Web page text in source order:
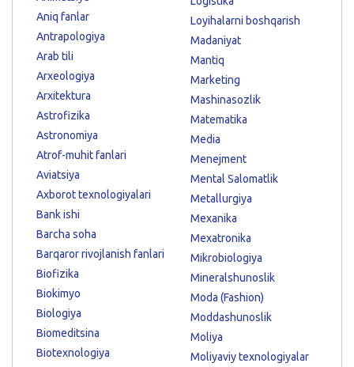
Aniq fanlar
Antrapologiya
Arab tili
Arxeologiya
Arxitektura
Astrofizika
Astronomiya
Atrof-muhit fanlari
Aviatsiya
Axborot texnologiyalari
Bank ishi
Barcha soha
Barqaror rivojlanish fanlari
Biofizika
Biokimyo
Biologiya
Biomeditsina
Biotexnologiya
Loyihalarni boshqarish
Madaniyat
Mantiq
Marketing
Mashinasozlik
Matematika
Media
Menejment
Mental Salomatlik
Metallurgiya
Mexanika
Mexatronika
Mikrobiologiya
Mineralshunoslik
Moda (Fashion)
Moddashunoslik
Moliya
Moliyaviy texnologiyalar